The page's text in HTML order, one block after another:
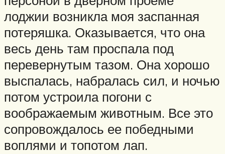
лоджии возникла моя заспанная
потеряшка. Оказывается, что она
весь день там проспала под
перевернутым тазом. Она хорошо
выспалась, набралась сил, и ночью
потом устроила погони с
воображаемым животным. Все это
сопровождалось ее победными
воплями и топотом лап.